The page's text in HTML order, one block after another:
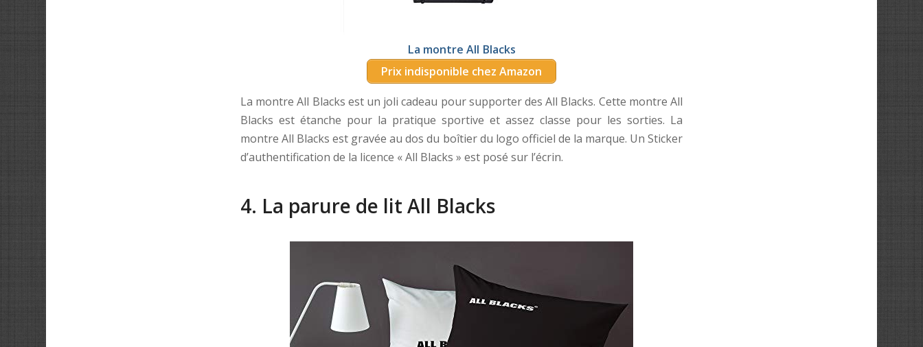
La montre All Blacks
Prix indisponible chez Amazon
La montre All Blacks est un joli cadeau pour supporter des All Blacks. Cette montre All
Blacks est étanche pour la pratique sportive et assez classe pour les sorties. La
montre All Blacks est gravée au dos du boîtier du logo officiel de la marque. Un Sticker
d’authentification de la licence « All Blacks » est posé sur l’écrin.
4. La parure de lit All Blacks